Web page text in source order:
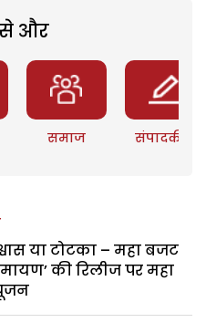
से और
समाज संपादकीय
या टोटका – महा बजट
की रिलीज पर महा